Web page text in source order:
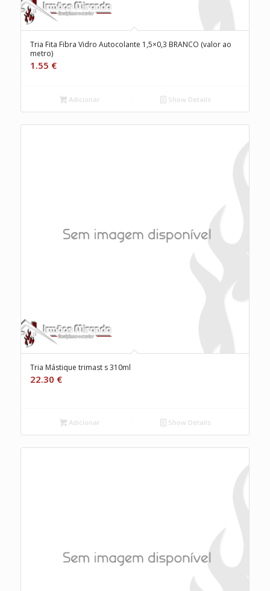
Tria Fita Fibra Vidro Autocolante 1,5×0,3 BRANCO (valor ao
metro)
1.55 €
Adicionar Show Details
Tria Mástique trimast s 310ml
22.30 €
Adicionar Show Details